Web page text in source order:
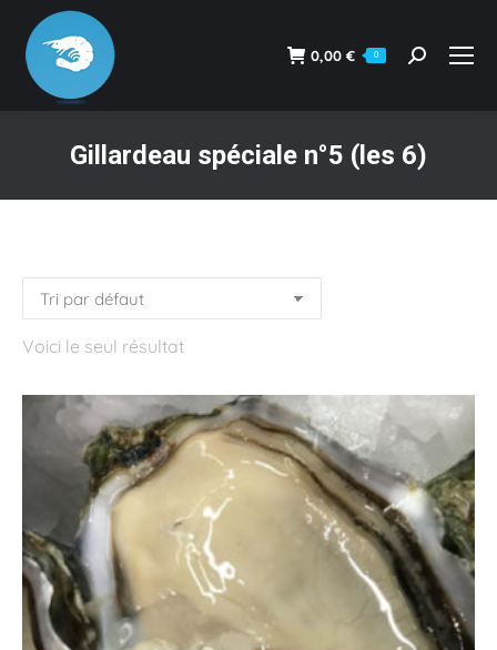
0,00 € 0
Recherche
Gillardeau spéciale n°5 (les 6)
Voici le seul résultat